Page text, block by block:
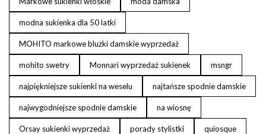
modna sukienka dla 50 latki
MOHITO markowe bluzki damskie wyprzedaż
mohito swetry Monnari wyprzedaż sukienek msngr
najpiękniejsze sukienki na weselu najtańsze spodnie damskie
najwygodniejsze spodnie damskie na wiosnę
Orsay sukienki wyprzedaż porady stylistki quiosque